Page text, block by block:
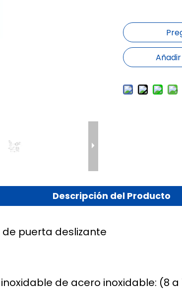
Descripción del Producto
puerta deslizante
de acero inoxidable: (8 a